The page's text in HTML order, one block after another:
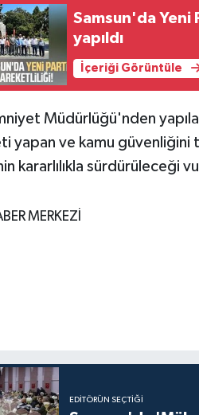
Samsun'da
yapıldı
İçeriği Görüntüle
Müdürlüğü'nden
yapan ve kamu güvenliğini
kararlılıkla sürdürüleceği
MERKEZİ
EDITÖRÜN SEÇTIĞI